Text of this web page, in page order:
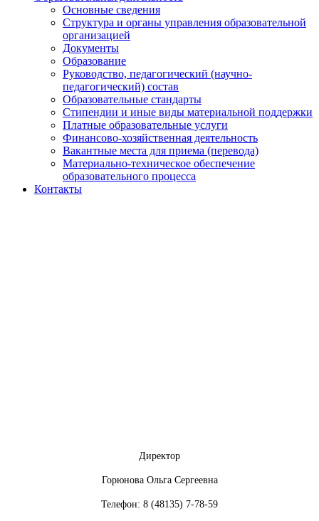
Основные сведения
Структура и органы управления образовательной
организацией
Документы
Образование
Руководство, педагогический (научно-
педагогический) состав
Образовательные стандарты
Стипендии и иные виды материальной поддержки
Платные образовательные услуги
Финансово-хозяйственная деятельность
Вакантные места для приема (перевода)
Материально-техническое обеспечение
образовательного процесса
Контакты
Директор
Горюнова Ольга Сергеевна
Телефон: 8 (48135) 7-78-59